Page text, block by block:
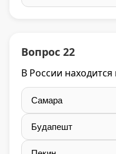
Вопрос 22
В России находится
Самара
Будапешт